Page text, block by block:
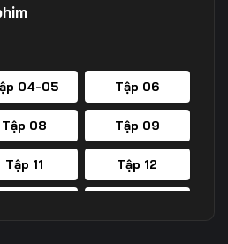
04-05 Tập 06
Tập 08 Tập 09
Tập 11 Tập 12